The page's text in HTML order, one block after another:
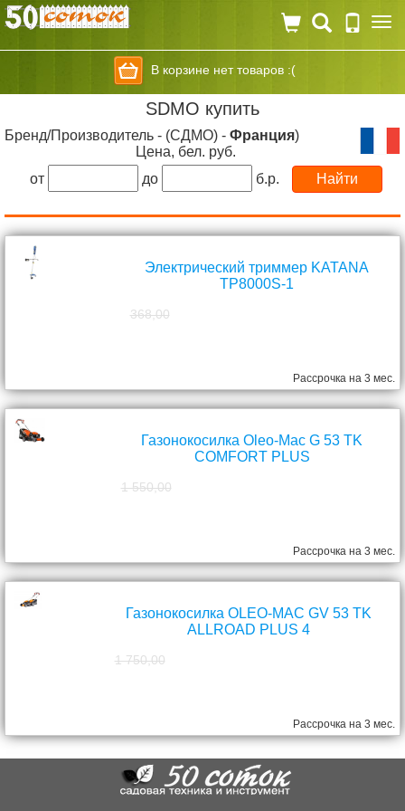
В корзине нет товаров :(
SDMO купить
Бренд/Производитель - (СДМО) - Франция)
Цена, бел. руб.
от
до б.р.
Электрический триммер KATANA
TP8000S-1
368,00
Рассрочка на 3 мес.
Газонокосилка Oleo-Mac G 53 TK
COMFORT PLUS
1 550,00
Рассрочка на 3 мес.
Газонокосилка OLEO-MAC GV 53 TK
ALLROAD PLUS 4
1 750,00
Рассрочка на 3 мес.